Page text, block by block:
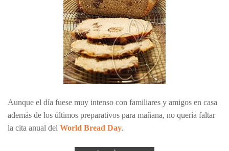
Aunque el día fuese muy intenso con familiares y amigos en casa
además de los últimos preparativos para mañana, no quería faltar
la cita anual del World Bread Day.